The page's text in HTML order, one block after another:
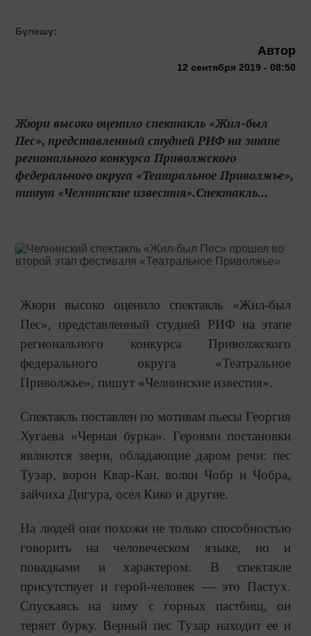
Бүлешү:
Автор
12 сентября 2019 - 08:50
Жюри высоко оценило спектакль «Жил-был
Пес», представленный студией РИФ на этапе
регионального конкурса Приволжского
федерального округа «Театральное Приволжье»,
пишут «Челнинские известия».Спектакль...
Жюри высоко оценило спектакль «Жил-был
Пес», представленный студией РИФ на этапе
регионального конкурса Приволжского
федерального округа «Театральное
Приволжье», пишут «Челнинские известия».
Спектакль поставлен по мотивам пьесы Георгия
Хугаева «Черная бурка». Героями постановки
являются звери, обладающие даром речи: пес
Тузар, ворон Квар-Кан, волки Чобр и Чобра,
зайчиха Дигура, осел Кико и другие.
На людей они похожи не только способностью
говорить на человеческом языке, но и
повадками и характером. В спектакле
присутствует и герой-человек — это Пастух.
Спускаясь на зиму с горных пастбищ, он
теряет бурку. Верный пес Тузар находит ее и